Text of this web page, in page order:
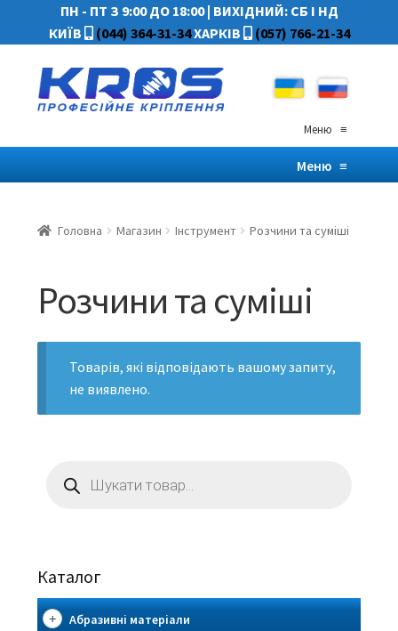
ПН - ПТ З 9:00 ДО 18:00| ВИХІДНИЙ: СБ І НД
КИЇВ
(044) 364-31-34ХАРКІВ (057) 766-21-34
Меню≡
Меню≡
Головна Магазин Інструмент Розчини та суміші
Розчини та суміші
Товарів, які відповідають вашому запиту,
не виявлено.
товарів
Каталог
Абразивні матеріали